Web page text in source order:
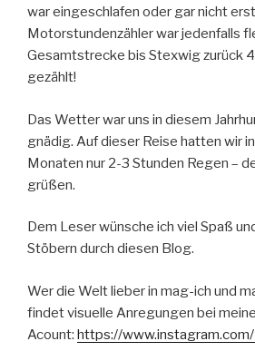
war eingeschlafen oder gar nicht
Motorstundenzähler war jedenfalls
Gesamtstrecke bis Stexwig zurück
gezählt!
Das Wetter war uns in diesem
gnädig. Auf dieser Reise hatten wir
Monaten nur 2-3 Stunden Regen –
grüßen.
Dem Leser wünsche ich viel Spaß
Stöbern durch diesen Blog.
Wer die Welt lieber in mag-ich und
findet visuelle Anregungen bei
Acount: https://